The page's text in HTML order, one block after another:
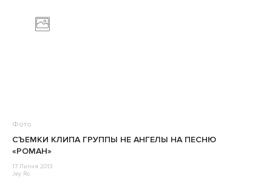
Фото
СЪЕМКИ КЛИПА ГРУППЫ НЕ АНГЕЛЫ НА ПЕСНЮ
«РОМАН»
17 Липня 2013
Jey Ro